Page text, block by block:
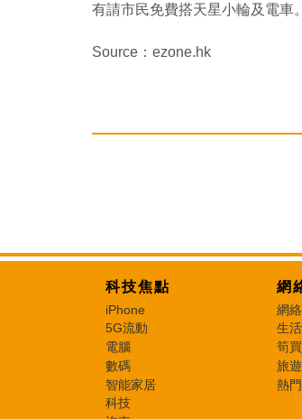
有請市民免費搭天星小輪及電車。
Source：ezone.hk
科技焦點
iPhone
5G流動
電腦
數碼
智能家居
科技
網
網
生
筍
旅
熱